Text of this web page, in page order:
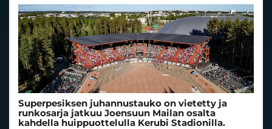
Superpesiksen juhannustauko on vietetty ja
runkosarja jatkuu Joensuun Mailan osalta
kahdella huippuottelulla Kerubi Stadionilla.